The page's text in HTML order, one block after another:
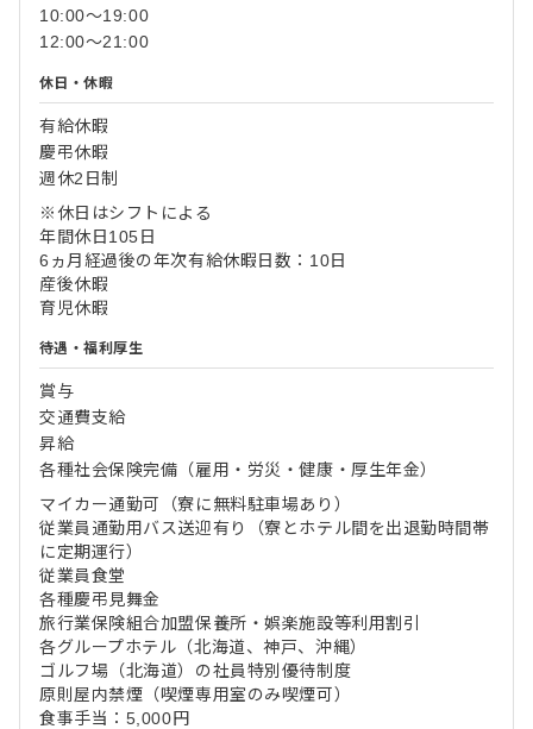
10:00～19:00
12:00～21:00
休日・休暇
有給休暇
慶弔休暇
週休2日制
※休日はシフトによる
年間休日105日
6ヵ月経過後の年次有給休暇日数：10日
産後休暇
育児休暇
待遇・福利厚生
賞与
交通費支給
昇給
各種社会保険完備（雇用・労災・健康・厚生年金）
マイカー通勤可（寮に無料駐車場あり）
従業員通勤用バス送迎有り（寮とホテル間を出退勤時間帯
に定期運行）
従業員食堂
各種慶弔見舞金
旅行業保険組合加盟保養所・娯楽施設等利用割引
各グループホテル（北海道、神戸、沖縄）
ゴルフ場（北海道）の社員特別優待制度
原則屋内禁煙（喫煙専用室のみ喫煙可）
食事手当：5,000円